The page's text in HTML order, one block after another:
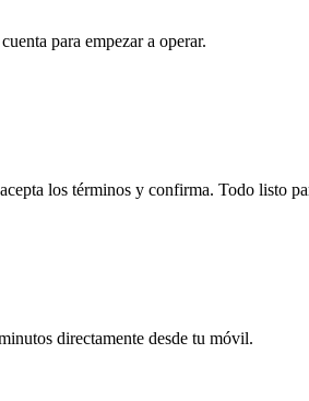
para empezar a operar.
los términos y confirma. Todo listo
directamente desde tu móvil.